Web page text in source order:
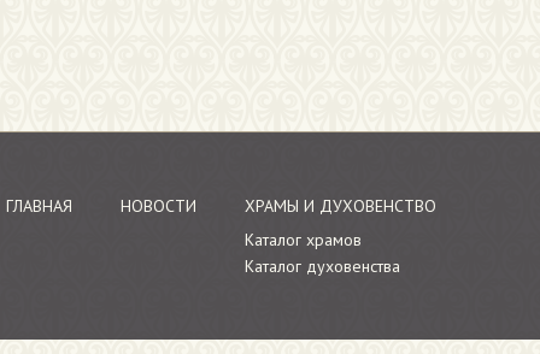
ГЛАВНАЯ НОВОСТИ
ХРАМЫ И ДУХОВЕНСТВО
Каталог храмов
Каталог духовенства